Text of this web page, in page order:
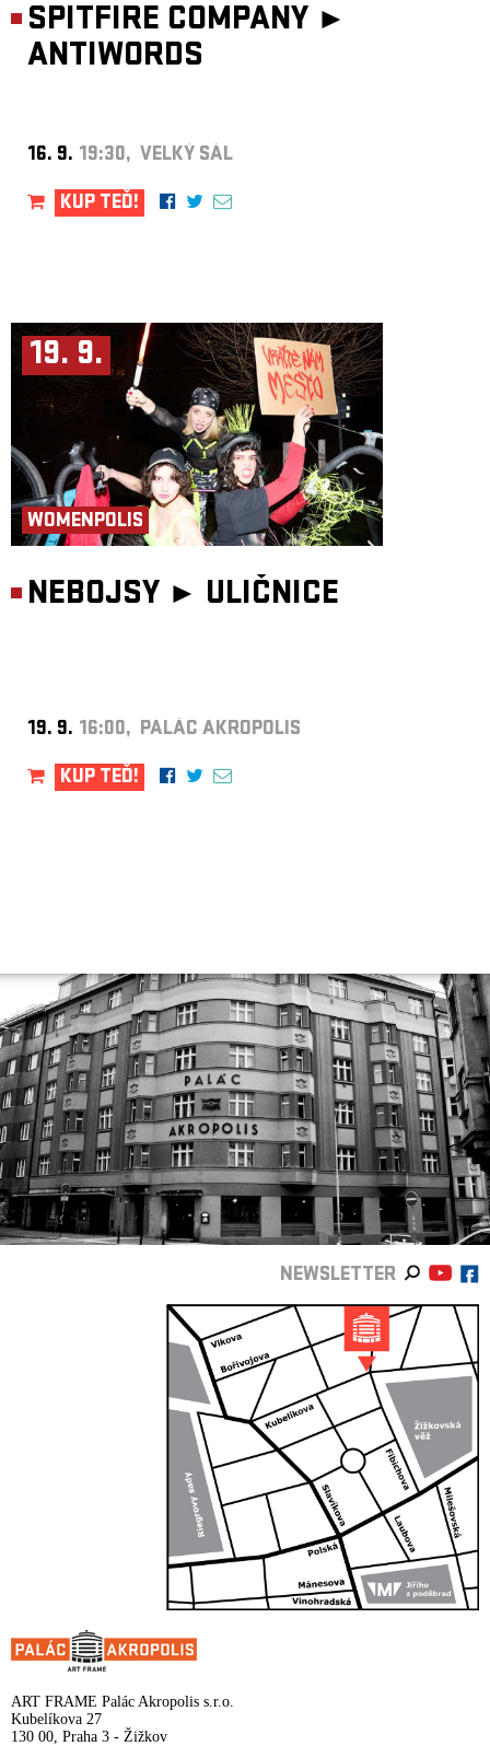
SPITFIRE COMPANY ►
ANTIWORDS
16. 9. 19:30, VELKÝ SÁL
KUP TEĎ!
19. 9.
WOMENPOLIS
NEBOJSY ► ULIČNICE
19. 9. 16:00, PALÁC AKROPOLIS
KUP TEĎ!
NEWSLETTER
ART FRAME Palác Akropolis s.r.o.
Kubelíkova 27
130 00, Praha 3 - Žižkov